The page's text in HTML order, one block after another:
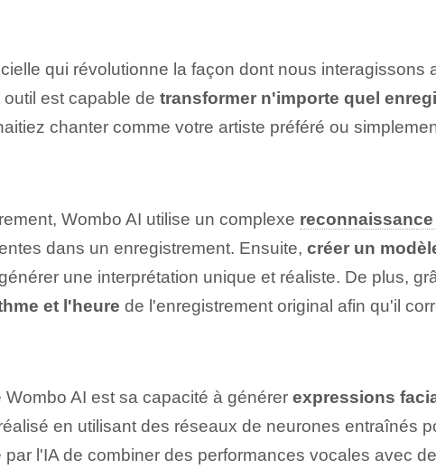
qui révolutionne la façon dont nous interagissons
est capable de transformer n'importe quel
chanter comme votre artiste préféré ou
Wombo AI utilise un complexe
dans un enregistrement. Ensuite, créer un
une interprétation unique et réaliste. De plus,
et l'heure de l'enregistrement original afin qu'il
AI est sa capacité à générer expressions
en utilisant des réseaux de neurones entraînés
l'IA de combiner des performances vocales avec